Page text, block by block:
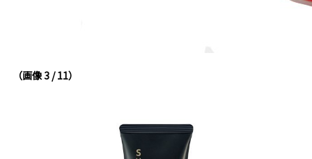
（画像 3 / 11）